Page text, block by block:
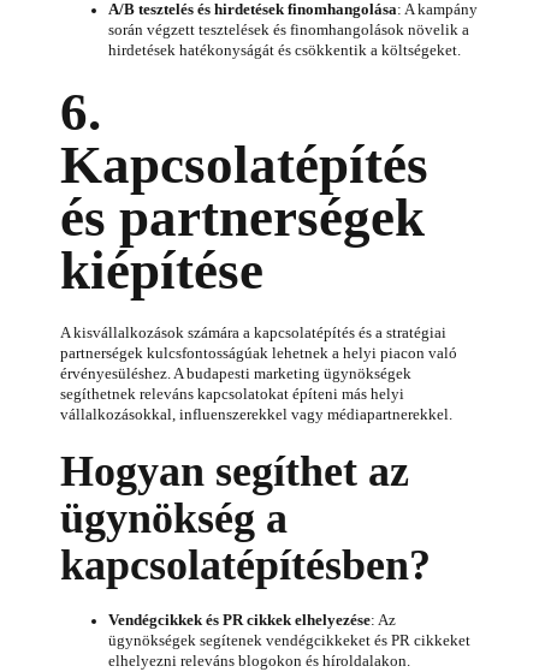
A/B tesztelés és hirdetések finomhangolása: A kampány
során végzett tesztelések és finomhangolások növelik a
hirdetések hatékonyságát és csökkentik a költségeket.
6.
Kapcsolatépítés
és partnerségek
kiépítése
A kisvállalkozások számára a kapcsolatépítés és a stratégiai
partnerségek kulcsfontosságúak lehetnek a helyi piacon való
érvényesüléshez. A budapesti marketing ügynökségek
segíthetnek releváns kapcsolatokat építeni más helyi
vállalkozásokkal, influenszerekkel vagy médiapartnerekkel.
Hogyan segíthet az
ügynökség a
kapcsolatépítésben?
Vendégcikkek és PR cikkek elhelyezése: Az
ügynökségek segítenek vendégcikkeket és PR cikkeket
elhelyezni releváns blogokon és híroldalakon.